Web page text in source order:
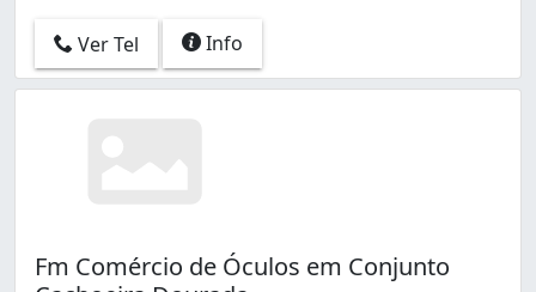
Ver Tel Info
Fm Comércio de Óculos em Conjunto